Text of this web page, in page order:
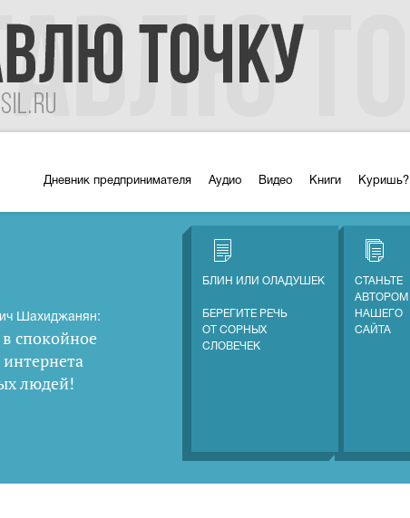
Дневник предпринимателя Аудио Видео Книги Куришь?
Шахиджанян:
спокойное
интернета
людей!
БЛИН ИЛИ ОЛАДУШЕК
БЕРЕГИТЕ РЕЧЬ
ОТ СОРНЫХ
СЛОВЕЧЕК
СТАНЬТЕ
АВТОРОМ
НАШЕГО
САЙТА